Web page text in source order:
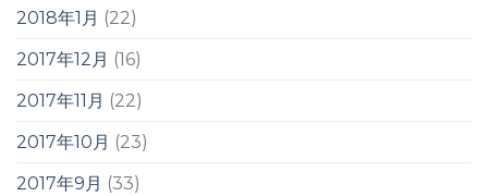
2018年1月 (22)
2017年12月 (16)
2017年11月 (22)
2017年10月 (23)
2017年9月 (33)